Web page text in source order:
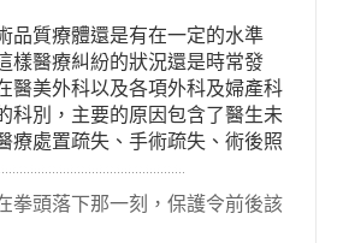
品質療體還是有在一定的水準
樣醫療糾紛的狀況還是時常發
醫美外科以及各項外科及婦產科
科別，主要的原因包含了醫生未
療處置疏失、手術疏失、術後照
用的收取。雖然醫學進步，但醫
起的糾紛還是經常發生。很多案
訴訟流程，我們如果不幸遇到相
拳頭落下那一刻，保護令前後該